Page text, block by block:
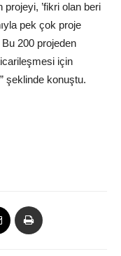
’fikri olan beri
pek çok proje
200 projeden
için
şeklinde konuştu.